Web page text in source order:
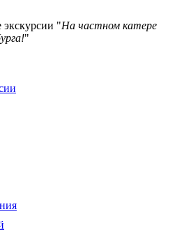
экскурсии "На частном катере
"